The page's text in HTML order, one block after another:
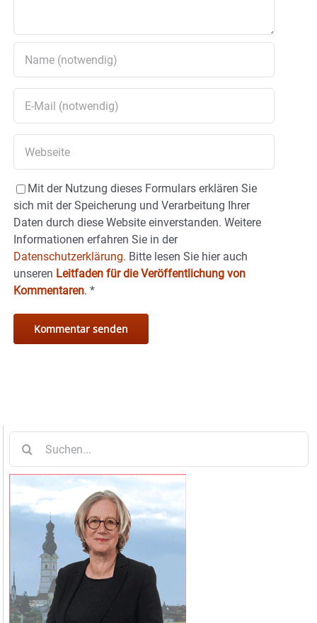
Mit der Nutzung dieses Formulars erklären Sie
sich mit der Speicherung und Verarbeitung Ihrer
Daten durch diese Website einverstanden. Weitere
Informationen erfahren Sie in der
Datenschutzerklärung. Bitte lesen Sie hier auch
unseren Leitfaden für die Veröffentlichung von
Kommentaren. *
nach: